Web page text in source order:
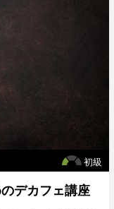
、食品の製造方法や
じ原材料の食品でも
れているため、私た
回避することは難し
初級
デカフェ講座